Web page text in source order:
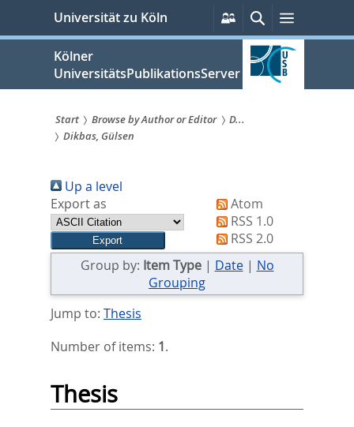
springen
Universität zu Köln
Persönliche
Services
SucheMenü
Kölner
UniversitätsPublikationsServer
Sie
sind
hier:
Start Browse by Author or Editor
D...
Dikbas, Gülsen
Up a level
Export as
Atom
RSS 1.0
RSS 2.0
Group by: Item Type| Date| No
Grouping
Jump to: Thesis
Number of items: 1.
Thesis